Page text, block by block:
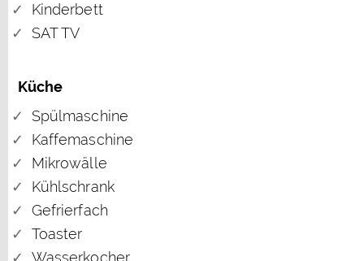
Kinderbett
SAT TV
Küche
Spülmaschine
Kaffemaschine
Mikrowälle
Kühlschrank
Gefrierfach
Toaster
Wasserkocher